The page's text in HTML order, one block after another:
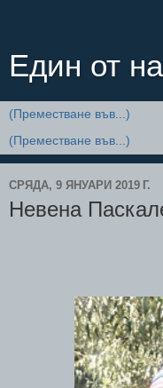
Един от
СРЯДА, 9 ЯНУАРИ 2019 Г.
Невена